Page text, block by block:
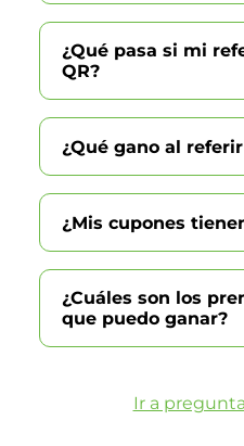
¿Qué pasa si mi
QR?
¿Qué gano al
¿Mis cupones
¿Cuáles son los
que puedo ganar?
Ir a